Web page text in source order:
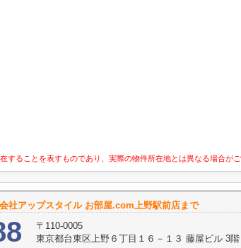
ることを表すものであり、実際の物件所在地とは異なる場合がご
社アップスタイル お部屋.com上野駅前店まで
〒110-0005
東京都台東区上野６丁目１６－１３ 藤屋ビル 3階